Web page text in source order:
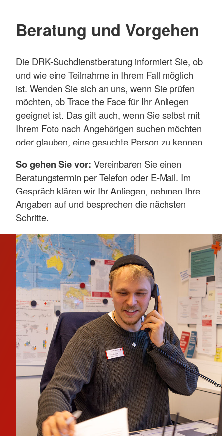
Beratung und Vorgehen
Die DRK-Suchdienstberatung informiert Sie, ob
und wie eine Teilnahme in Ihrem Fall möglich
ist. Wenden Sie sich an uns, wenn Sie prüfen
möchten, ob Trace the Face für Ihr Anliegen
geeignet ist. Das gilt auch, wenn Sie selbst mit
Ihrem Foto nach Angehörigen suchen möchten
oder glauben, eine gesuchte Person zu kennen.
So gehen Sie vor: Vereinbaren Sie einen
Beratungstermin per Telefon oder E-Mail. Im
Gespräch klären wir Ihr Anliegen, nehmen Ihre
Angaben auf und besprechen die nächsten
Schritte.